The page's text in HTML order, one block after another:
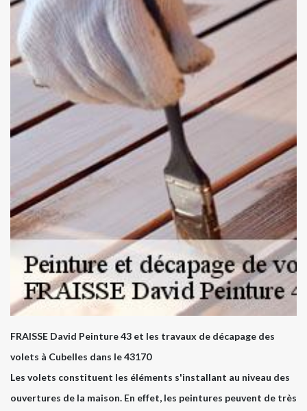
FRAISSE David Peinture 43 et les travaux de décapage des
volets à Cubelles dans le 43170
Les volets constituent les éléments s'installant au niveau des
ouvertures de la maison. En effet, les peintures peuvent de très